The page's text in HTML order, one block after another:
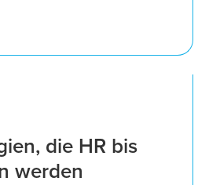
die HR bis
werden